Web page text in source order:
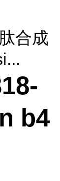
合成
b4